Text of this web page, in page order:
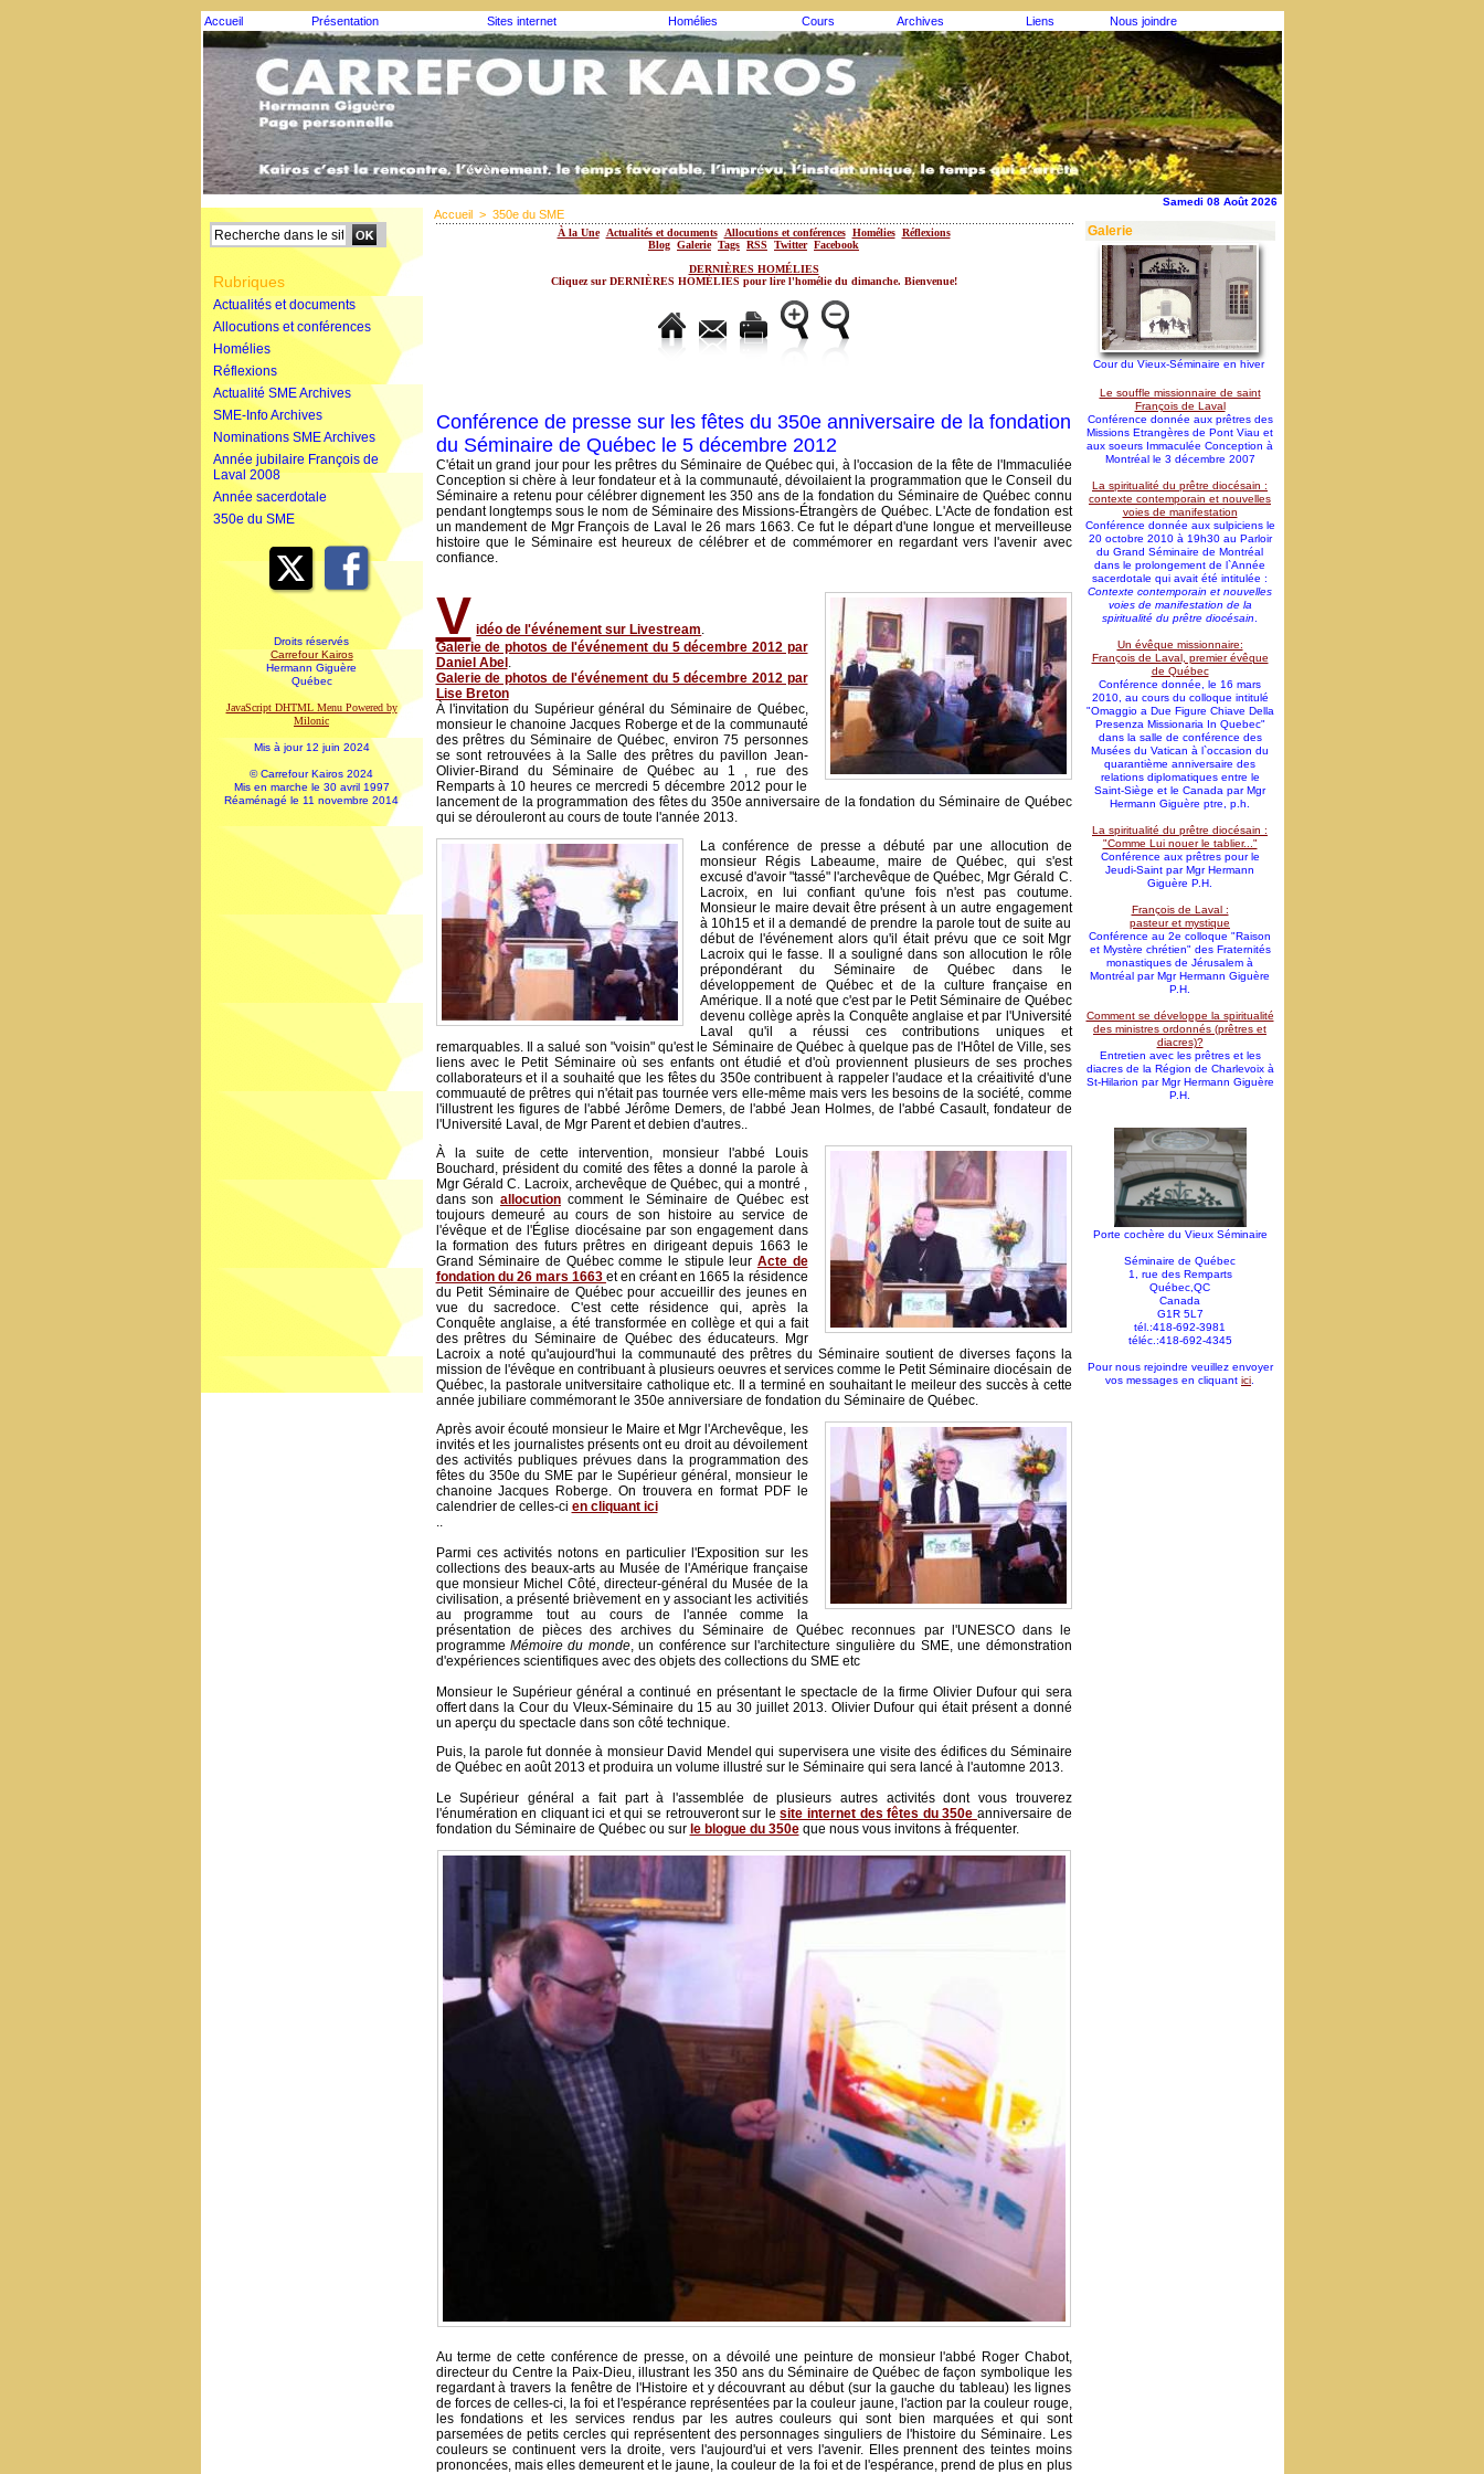
Accueil Présentation Sites internet Homélies Cours Archives Liens Nous joindre
Samedi 08 Août 2026
Rubriques
Actualités et documents
Allocutions et conférences
Homélies
Réflexions
Actualité SME Archives
SME-Info Archives
Nominations SME Archives
Année jubilaire François de
Laval 2008
Année sacerdotale
350e du SME
Droits réservés
Carrefour Kairos
Hermann Giguère
Québec
JavaScript DHTML Menu Powered by
Milonic
Mis à jour 12 juin 2024
© Carrefour Kairos 2024
Mis en marche le 30 avril 1997
Réaménagé le 11 novembre 2014
Accueil > 350e du SME
À la Une Actualités et documents Allocutions et conférences Homélies Réflexions
Blog Galerie Tags RSS Twitter Facebook
DERNIÈRES HOMÉLIES
Cliquez sur DERNIÈRES HOMÉLIES pour lire l'homélie du dimanche. Bienvenue!
Conférence de presse sur les fêtes du 350e anniversaire de la fondation
du Séminaire de Québec le 5 décembre 2012
C'était un grand jour pour les prêtres du Séminaire de Québec qui, à l'occasion de la fête de l'Immaculiée
Conception si chère à leur fondateur et à la communauté, dévoilaient la programmation que le Conseil du
Séminaire a retenu pour célébrer dignement les 350 ans de la fondation du Séminaire de Québec connu
pendant longtemps sous le nom de Séminaire des Missions-Étrangèrs de Québec. L'Acte de fondation est
un mandement de Mgr François de Laval le 26 mars 1663. Ce fut le départ d'une longue et merveilleuse
histoire que le Séminaire est heureux de célébrer et de commémorer en regardant vers l'avenir avec
confiance.
V idéo de l'événement sur Livestream.
Galerie de photos de l'événement du 5 décembre 2012 par
Daniel Abel .
Galerie de photos de l'événement du 5 décembre 2012 par
Lise Breton
À l'invitation du Supérieur général du Séminaire de Québec,
monsieur le chanoine Jacques Roberge et de la communauté
des prêtres du Séminaire de Québec, environ 75 personnes
se sont retrouvées à la Salle des prêtres du pavillon Jean-
Olivier-Birand du Séminaire de Québec au 1 , rue des
Remparts à 10 heures ce mercredi 5 décembre 2012 pour le
lancement de la programmation des fêtes du 350e anniversaire de la fondation du Séminaire de Québec
qui se dérouleront au cours de toute l'année 2013.
La conférence de presse a débuté par une allocution de
monsieur Régis Labeaume, maire de Québec, qui s'est
excusé d'avoir "tassé" l'archevêque de Québec, Mgr Gérald C.
Lacroix, en lui confiant qu'une fois n'est pas coutume.
Monsieur le maire devait être présent à un autre engagement
à 10h15 et il a demandé de prendre la parole tout de suite au
début de l'événement alors qu'il était prévu que ce soit Mgr
Lacroix qui le fasse. Il a souligné dans son allocution le rôle
prépondérant du Séminaire de Québec dans le
développement de Québec et de la culture française en
Amérique. Il a noté que c'est par le Petit Séminaire de Québec
devenu collège après la Conquête anglaise et par l'Université
Laval qu'il a réussi ces contributions uniques et
remarquables. Il a salué son "voisin" qu'est le Séminaire de Québec à quelque pas de l'Hôtel de Ville, ses
liens avec le Petit Séminaire où ses enfants ont étudié et d'où proviennent plusieurs de ses proches
collaborateurs et il a souhaité que les fêtes du 350e contribuent à rappeler l'audace et la créaitivité d'une
commuauté de prêtres qui n'était pas tournée vers elle-même mais vers les besoins de la société, comme
l'illustrent les figures de l'abbé Jérôme Demers, de l'abbé Jean Holmes, de l'abbé Casault, fondateur de
l'Université Laval, de Mgr Parent et debien d'autres..
À la suite de cette intervention, monsieur l'abbé Louis
Bouchard, président du comité des fêtes a donné la parole à
Mgr Gérald C. Lacroix, archevêque de Québec, qui a montré ,
dans son allocution comment le Séminaire de Québec est
toujours demeuré au cours de son histoire au service de
l'évêque et de l'Église diocésaine par son engagement dans
la formation des futurs prêtres en dirigeant depuis 1663 le
Grand Séminaire de Québec comme le stipule leur Acte de
fondation du 26 mars 1663 et en créant en 1665 la résidence
du Petit Séminaire de Québec pour accueillir des jeunes en
vue du sacredoce. C'est cette résidence qui, après la
Conquête anglaise, a été transformée en collège et qui a fait
des prêtres du Séminaire de Québec des éducateurs. Mgr
Lacroix a noté qu'aujourd'hui la communauté des prêtres du Séminaire soutient de diverses façons la
mission de l'évêque en contribuant à plusieurs oeuvres et services comme le Petit Séminaire diocésain de
Québec, la pastorale unitversitaire catholique etc. Il a terminé en souhaitant le meileur des succès à cette
année jubiliare commémorant le 350e anniversiare de fondation du Séminaire de Québec.
Après avoir écouté monsieur le Maire et Mgr l'Archevêque, les
invités et les journalistes présents ont eu droit au dévoilement
des activités publiques prévues dans la programmation des
fêtes du 350e du SME par le Supérieur général, monsieur le
chanoine Jacques Roberge. On trouvera en format PDF le
calendrier de celles-ci en cliquant ici
..
Parmi ces activités notons en particulier l'Exposition sur les
collections des beaux-arts au Musée de l'Amérique française
que monsieur Michel Côté, directeur-général du Musée de la
civilisation, a présenté brièvement en y associant les activitiés
au programme tout au cours de l'année comme la
présentation de pièces des archives du Séminaire de Québec reconnues par l'UNESCO dans le
programme Mémoire du monde, un conférence sur l'architecture singulière du SME, une démonstration
d'expériences scientifiques avec des objets des collections du SME etc
Monsieur le Supérieur général a continué en présentant le spectacle de la firme Olivier Dufour qui sera
offert dans la Cour du VIeux-Séminaire du 15 au 30 juillet 2013. Olivier Dufour qui était présent a donné
un aperçu du spectacle dans son côté technique.
Puis, la parole fut donnée à monsieur David Mendel qui supervisera une visite des édifices du Séminaire
de Québec en août 2013 et produira un volume illustré sur le Séminaire qui sera lancé à l'automne 2013.
Le Supérieur général a fait part à l'assemblée de plusieurs autres activités dont vous trouverez
l'énumération en cliquant ici et qui se retrouveront sur lesite internet des fêtes du 350e anniversaire de
fondation du Séminaire de Québec ou sur le blogue du 350eque nous vous invitons à fréquenter.
Au terme de cette conférence de presse, on a dévoilé une peinture de monsieur l'abbé Roger Chabot,
directeur du Centre la Paix-Dieu, illustrant les 350 ans du Séminaire de Québec de façon symbolique les
regardant à travers la fenêtre de l'Histoire et y découvrant au début (sur la gauche du tableau) les lignes
de forces de celles-ci, la foi et l'espérance représentées par la couleur jaune, l'action par la couleur rouge,
les fondations et les services rendus par les autres couleurs qui sont bien marquées et qui sont
parsemées de petits cercles qui représentent des personnages singuliers de l'histoire du Séminaire. Les
couleurs se continuent vers la droite, vers l'aujourd'ui et vers l'avenir. Elles prennent des teintes moins
prononcées, mais elles demeurent et le jaune, la couleur de la foi et de l'espérance, prend de plus en plus
Galerie
Cour du Vieux-Séminaire en hiver
Le souffle missionnaire de saint
François de Laval
Conférence donnée aux prêtres des
Missions Etrangères de Pont Viau et
aux soeurs Immaculée Conception à
Montréal le 3 décembre 2007
La spiritualité du prêtre diocésain :
contexte contemporain et nouvelles
voies de manifestation
Conférence donnée aux sulpiciens le
20 octobre 2010 à 19h30 au Parloir
du Grand Séminaire de Montréal
dans le prolongement de l`Année
sacerdotale qui avait été intitulée :
Contexte contemporain et nouvelles
voies de manifestation de la
spiritualité du prêtre diocésain
Un évêque missionnaire:
François de Laval, premier évêque
de Québec
Conférence donnée, le 16 mars
2010, au cours du colloque intitulé
"Omaggio a Due Figure Chiave Della
Presenza Missionaria In Quebec"
dans la salle de conférence des
Musées du Vatican à l`occasion du
quarantième anniversaire des
relations diplomatiques entre le
Saint-Siège et le Canada par Mgr
Hermann Giguère ptre, p.h.
La spiritualité du prêtre diocésain :
"Comme Lui nouer le tablier..."
Conférence aux prêtres pour le
Jeudi-Saint par Mgr Hermann
Giguère P.H.
François de Laval :
pasteur et mystique
Conférence au 2e colloque "Raison
et Mystère chrétien" des Fraternités
monastiques de Jérusalem à
Montréal par Mgr Hermann Giguère
P.H.
Comment se développe la spiritualité
des ministres ordonnés (prêtres et
diacres)?
Entretien avec les prêtres et les
diacres de la Région de Charlevoix à
St-Hilarion par Mgr Hermann Giguère
P.H.
Porte cochère du Vieux Séminaire
Séminaire de Québec
1, rue des Remparts
Québec,QC
Canada
G1R 5L7
tél.:418-692-3981
téléc.:418-692-4345
Pour nous rejoindre veuillez envoyer
vos messages en cliquant ici